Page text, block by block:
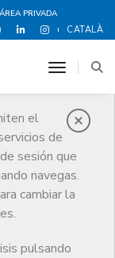
ÁREA PRIVADA
CATALÀ
el
de
sesión que
navegas.
cambiar la
pulsando
toggle